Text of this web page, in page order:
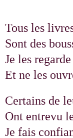
Tous les
Sont des
Je les
Et ne les
Certains de
Ont entrevu
Je fais